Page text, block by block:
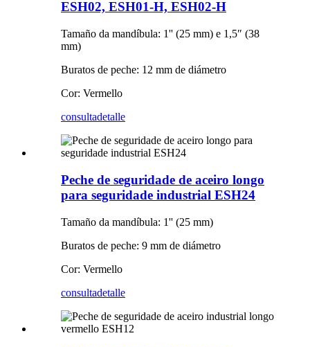
ESH02, ESH01-H, ESH02-H
Tamaño da mandíbula: 1'' (25 mm) e 1,5″ (38
mm)
Buratos de peche: 12 mm de diámetro
Cor: Vermello
consultadetalle
Peche de seguridade de aceiro longo
para seguridade industrial ESH24
Tamaño da mandíbula: 1'' (25 mm)
Buratos de peche: 9 mm de diámetro
Cor: Vermello
consultadetalle